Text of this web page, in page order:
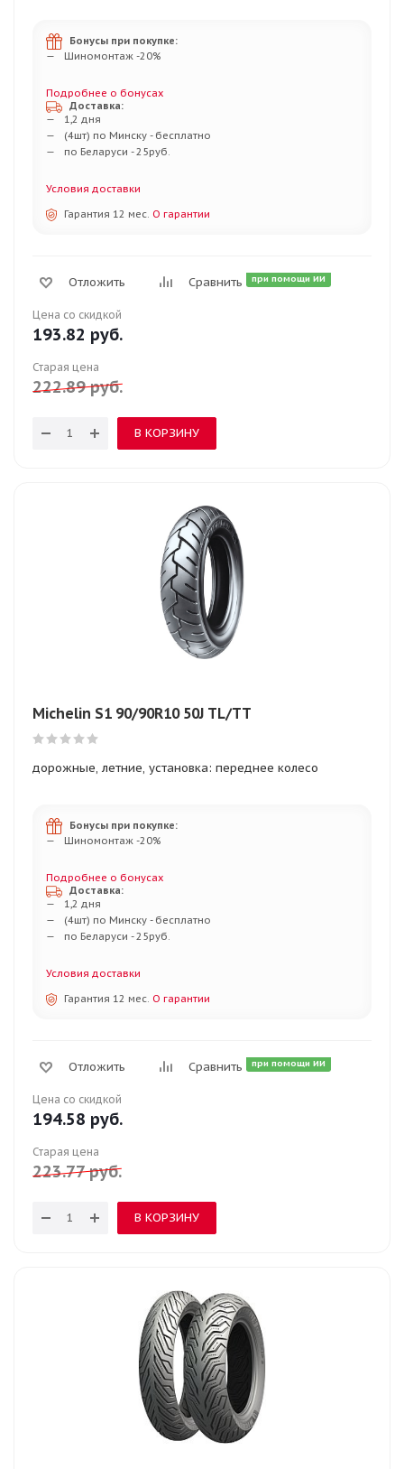
Бонусы при покупке:
Шиномонтаж -20%
Подробнее о бонусах
Доставка:
1,2 дня
(4шт) по Минску - бесплатно
по Беларуси - 25руб.
Условия доставки
Гарантия 12 мес. О гарантии
Отложить Сравнить при помощи ИИ
Цена со скидкой
193.82 руб.
Старая цена
222.89руб.
В КОРЗИНУ
Michelin S1 90/90R10 50J TL/TT
дорожные, летние, установка: переднее колесо
Бонусы при покупке:
Шиномонтаж -20%
Подробнее о бонусах
Доставка:
1,2 дня
(4шт) по Минску - бесплатно
по Беларуси - 25руб.
Условия доставки
Гарантия 12 мес. О гарантии
Отложить Сравнить при помощи ИИ
Цена со скидкой
194.58 руб.
Старая цена
223.77руб.
В КОРЗИНУ